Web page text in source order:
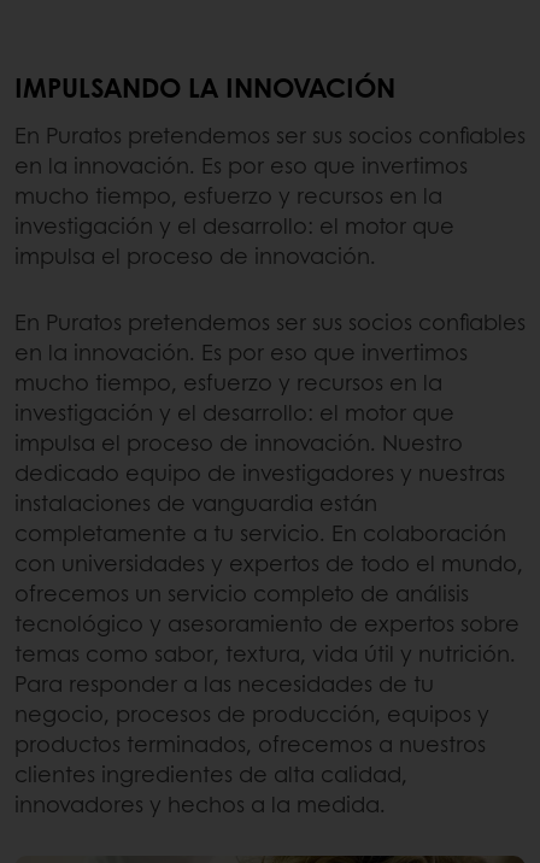
IMPULSANDO LA INNOVACIÓN
En Puratos pretendemos ser sus socios confiables
en la innovación. Es por eso que invertimos
mucho tiempo, esfuerzo y recursos en la
investigación y el desarrollo: el motor que
impulsa el proceso de innovación.
En Puratos pretendemos ser sus socios confiables
en la innovación. Es por eso que invertimos
mucho tiempo, esfuerzo y recursos en la
investigación y el desarrollo: el motor que
impulsa el proceso de innovación. Nuestro
dedicado equipo de investigadores y nuestras
instalaciones de vanguardia están
completamente a tu servicio. En colaboración
con universidades y expertos de todo el mundo,
ofrecemos un servicio completo de análisis
tecnológico y asesoramiento de expertos sobre
temas como sabor, textura, vida útil y nutrición.
Para responder a las necesidades de tu
negocio, procesos de producción, equipos y
productos terminados, ofrecemos a nuestros
clientes ingredientes de alta calidad,
innovadores y hechos a la medida.